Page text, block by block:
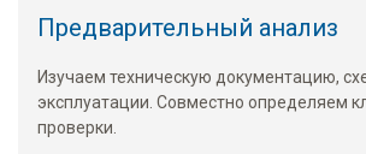
Предварительный анализ
Изучаем техническую документацию,
эксплуатации. Совместно определяем
проверки.